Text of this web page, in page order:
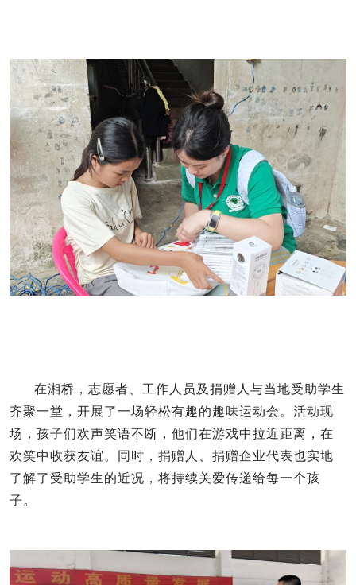
在湘桥，志愿者、工作人员及捐赠人与当地受助学生
齐聚一堂，开展了一场轻松有趣的趣味运动会。活动现
场，孩子们欢声笑语不断，他们在游戏中拉近距离，在
欢笑中收获友谊。同时，捐赠人、捐赠企业代表也实地
了解了受助学生的近况，将持续关爱传递给每一个孩
子。